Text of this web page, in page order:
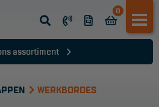
0
assortiment
WERKBORDES